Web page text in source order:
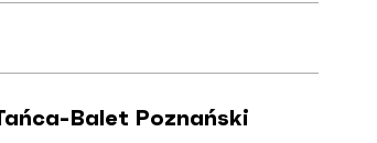
Balet Poznański